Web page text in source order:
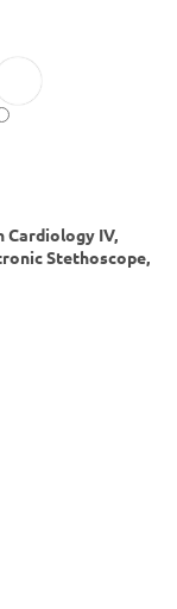
Cardiology IV,
Stethoscope,